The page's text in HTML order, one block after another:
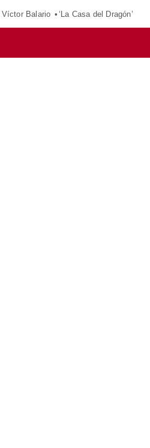
Víctor Balario ‘La Casa del Dragón’